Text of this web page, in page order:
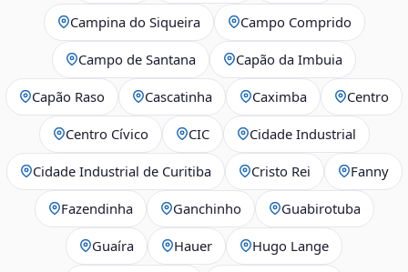
Campina do Siqueira Campo Comprido
Campo de Santana Capão da Imbuia
Capão Raso Cascatinha Caximba Centro
Centro Cívico CIC Cidade Industrial
Cidade Industrial de Curitiba Cristo Rei Fanny
Fazendinha Ganchinho Guabirotuba
Guaíra Hauer Hugo Lange